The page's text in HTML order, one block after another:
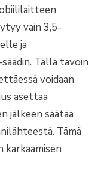
vain 3,5-
ja
Tällä tavoin
voidaan
asettaa
jälkeen säätää
Tämä
karkaamisen